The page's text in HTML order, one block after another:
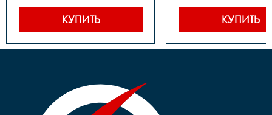
под гайку
Втулка задняя	- Сталь,
под гайку
Трещотка/звёздочка/
кассета	- Звездочка,
Крылья	- Есть
Педали	- Пластик
Вес	- 10.7 кг
КУПИТЬ
под гайку
Втулка задняя	- Сталь,
под гайку
Трещотка/
кассета	- Звездочка,
КУПИТЬ